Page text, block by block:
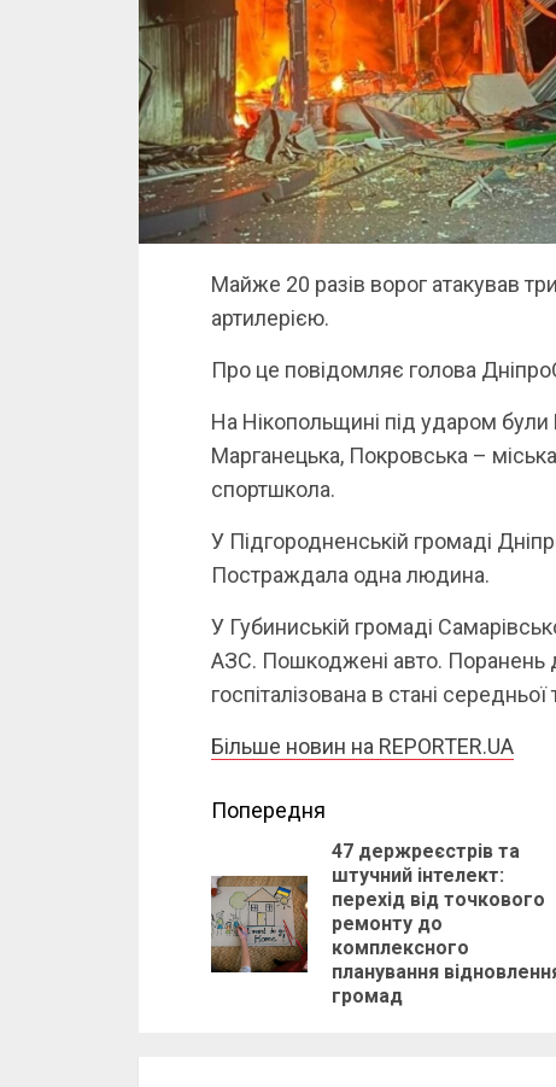
Майже 20 разів ворог атакував
артилерією.
Про це повідомляє голова
На Нікопольщині під ударом були
Марганецька, Покровська –
спортшкола.
У Підгородненській громаді
Постраждала одна людина.
У Губиниській громаді
АЗС. Пошкоджені авто. Поранень
госпіталізована в стані середньої
Більше новин на REPORTER.UA
Continue
Reading
Попередня
47 держреєстрів та
штучний інтелект:
перехід від точкового
ремонту до
комплексного
планування
громад